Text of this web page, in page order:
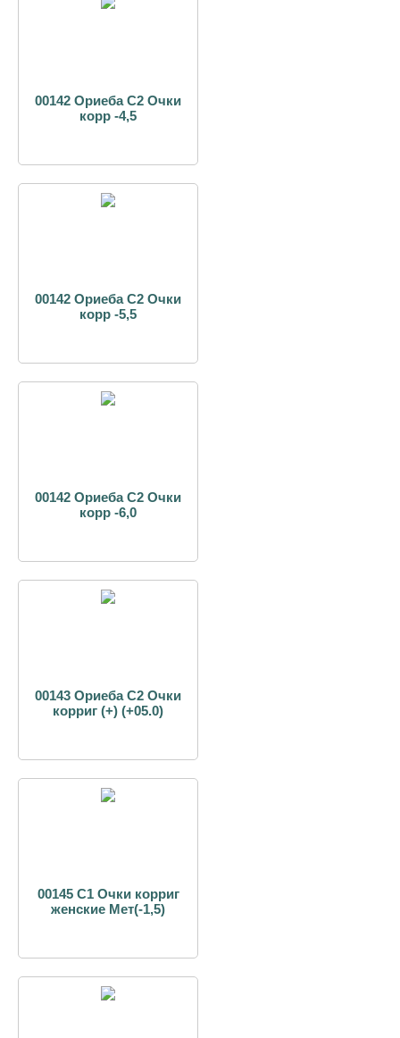
00142 Ориеба С2 Очки
корр -4,5
00142 Ориеба С2 Очки
корр -5,5
00142 Ориеба С2 Очки
корр -6,0
00143 Ориеба С2 Очки
корриг (+) (+05.0)
00145 С1 Очки корриг
женские Мет(-1,5)